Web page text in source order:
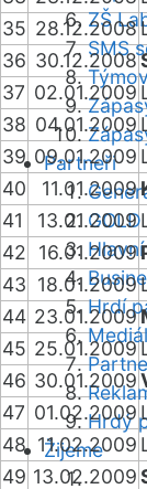
ZŠ
SMS
Partneři
Hrdí
Hrdý
Žijeme
35 28.12.2008
36 30.12.2008
37 02.01.2009
38 04.01.2009
39 09.01.2009
40
11.01.2009
41
13.01.2009
42
16.01.2009
43 18.01.2009
44 23.01.2009
45 25.01.2009
46 30.01.2009
47 01.02.2009
48 11.02.2009
49 13.02.2009